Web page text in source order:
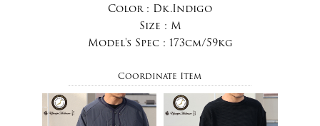
Color : Dk.Indigo
Size : M
Model's Spec : 173cm/59kg
Coordinate Item